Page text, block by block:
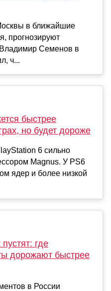
в ближайшие
прогнозируют
Семенов в
ч...
быстрее
но будет дороже
6 сильно
Magnus. У PS6
ядер и более низкой
где
дорожают быстрее
в России